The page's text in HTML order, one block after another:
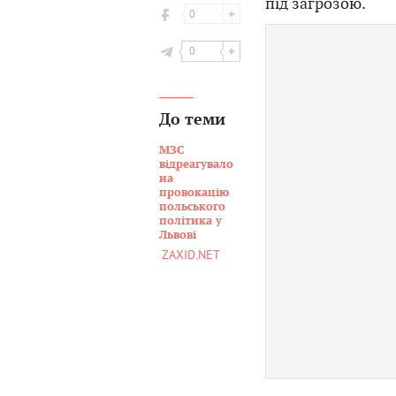
0
0
До теми
МЗС
відреагувало
на
провокацію
польського
політика у
Львові
ZAXID.NET